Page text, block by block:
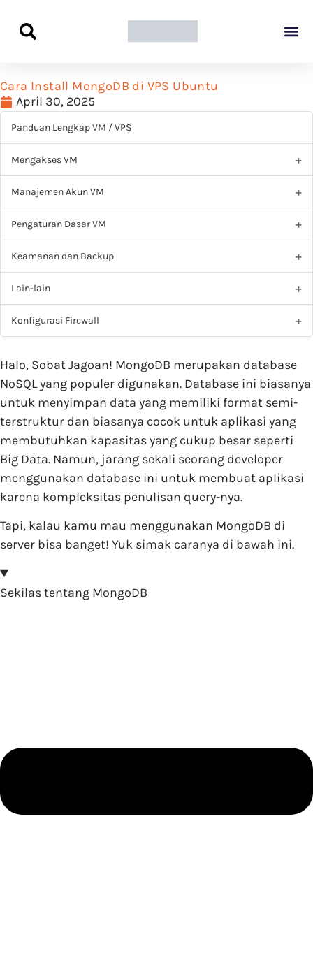
Cara Install MongoDB di VPS Ubuntu
April 30, 2025
Panduan Lengkap VM / VPS
Mengakses VM
Manajemen Akun VM
Pengaturan Dasar VM
Keamanan dan Backup
Lain-lain
Konfigurasi Firewall
Halo, Sobat Jagoan! MongoDB merupakan database
NoSQL yang populer digunakan. Database ini biasanya
untuk menyimpan data yang memiliki format semi-
terstruktur dan biasanya cocok untuk aplikasi yang
membutuhkan kapasitas yang cukup besar seperti
Big Data. Namun, jarang sekali seorang developer
menggunakan database ini untuk membuat aplikasi
karena kompleksitas penulisan query-nya.
Tapi, kalau kamu mau menggunakan MongoDB di
server bisa banget! Yuk simak caranya di bawah ini.
Sekilas tentang MongoDB